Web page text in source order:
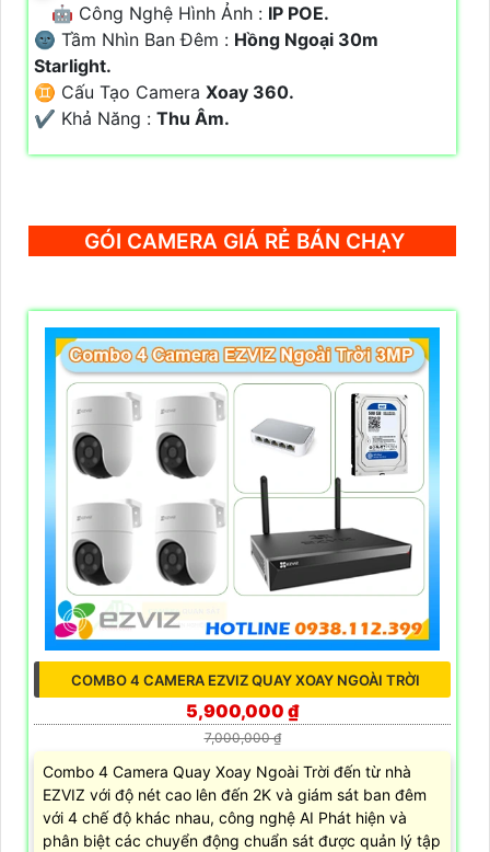
🤖️ Công Nghệ Hình Ảnh : IP POE.
🌚 Tầm Nhìn Ban Đêm : Hồng Ngoại 30m
Starlight.
♊ Cấu Tạo Camera Xoay 360.
️✔️ Khả Năng : Thu Âm.
GÓI CAMERA GIÁ RẺ BÁN CHẠY
COMBO 4 CAMERA EZVIZ QUAY XOAY NGOÀI TRỜI
5,900,000 ₫
7,000,000 ₫
Combo 4 Camera Quay Xoay Ngoài Trời đến từ nhà
EZVIZ với độ nét cao lên đến 2K và giám sát ban đêm
với 4 chế độ khác nhau, công nghệ AI Phát hiện và
phân biệt các chuyển động chuẩn sát được quản lý tập